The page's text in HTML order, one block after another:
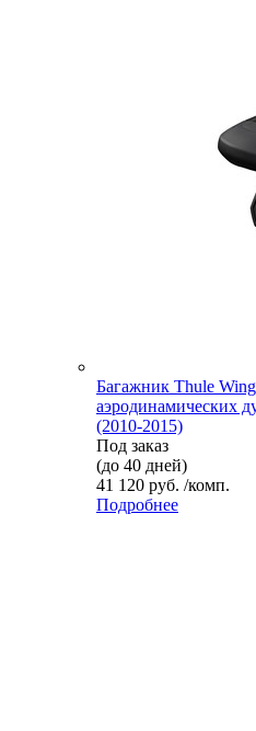
Багажник Thule
аэродинамических
(2010-2015)
Под заказ
(до 40 дней)
41 120 руб. /комп.
Подробнее